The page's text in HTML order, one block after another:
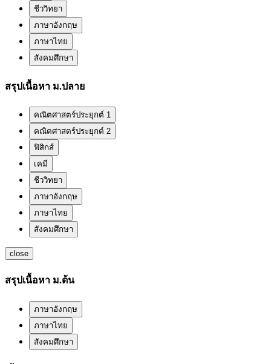
ชีววิทยา
ภาษาอังกฤษ
ภาษาไทย
สังคมศึกษา
สรุปเนื้อหา ม.ปลาย
คณิตศาสตร์ประยุกต์ 1
คณิตศาสตร์ประยุกต์ 2
ฟิสิกส์
เคมี
ชีววิทยา
ภาษาอังกฤษ
ภาษาไทย
สังคมศึกษา
close
สรุปเนื้อหา ม.ต้น
ภาษาอังกฤษ
ภาษาไทย
สังคมศึกษา